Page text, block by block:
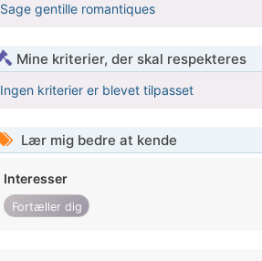
Sage gentille romantiques
Mine kriterier, der skal respekteres
Ingen kriterier er blevet tilpasset
Lær mig bedre at kende
Interesser
Fortæller dig